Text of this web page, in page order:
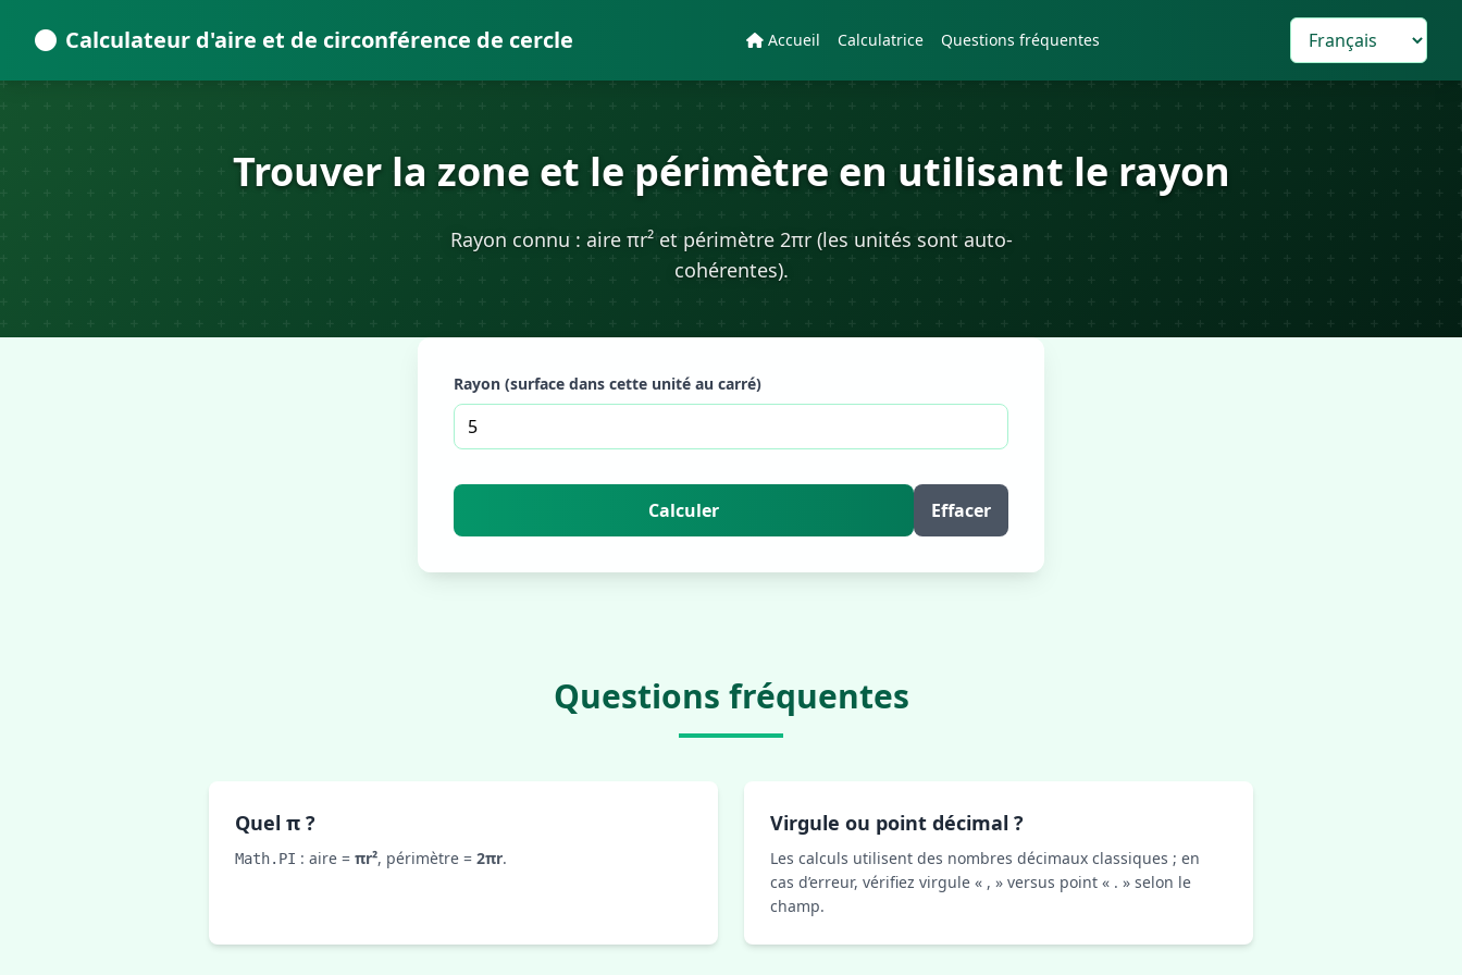
Calculateur d'aire et de circonférence de cercle Accueil Calculatrice Questions fréquentes
Trouver la zone et le périmètre en utilisant le rayon
Rayon connu : aire πr² et périmètre 2πr (les unités sont auto-
cohérentes).
Rayon (surface dans cette unité au carré)
Calculer Effacer
Questions fréquentes
Quel π ?
Math.PI : aire = πr², périmètre = 2πr.
Virgule ou point décimal ?
Les calculs utilisent des nombres décimaux classiques ; en
cas d’erreur, vérifiez virgule « , » versus point « . » selon le
champ.